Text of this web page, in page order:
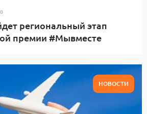
региональный этап
премии #Мывместе
НОВОСТИ